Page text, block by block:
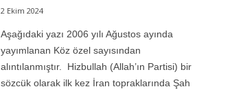
2 Ekim 2024
Aşağıdaki yazı 2006 yılı Ağustos ayında
yayımlanan Köz özel sayısından
alıntılanmıştır. Hizbullah (Allah’ın Partisi) bir
sözcük olarak ilk kez İran topraklarında Şah